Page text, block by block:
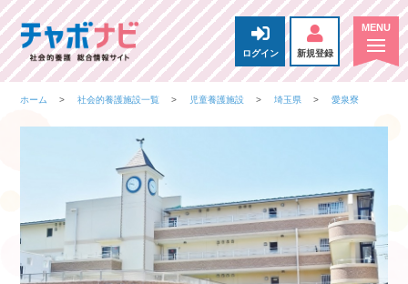
ログイン 新規登録
ホーム 社会的養護施設一覧 児童養護施設 埼玉県 愛泉寮